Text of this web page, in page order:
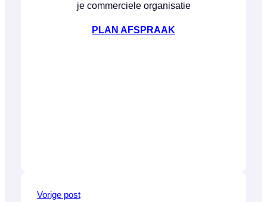
je commerciele organisatie
PLAN AFSPRAAK
Vorige post